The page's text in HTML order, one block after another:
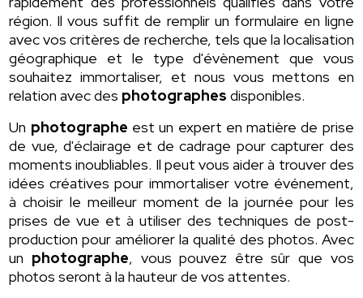
région. Il vous suffit de remplir un formulaire en ligne
avec vos critères de recherche, tels que la localisation
géographique et le type d'évènement que vous
souhaitez immortaliser, et nous vous mettons en
relation avec des photographes disponibles.
Un photographe est un expert en matière de prise
de vue, d'éclairage et de cadrage pour capturer des
moments inoubliables. Il peut vous aider à trouver des
idées créatives pour immortaliser votre événement,
à choisir le meilleur moment de la journée pour les
prises de vue et à utiliser des techniques de post-
production pour améliorer la qualité des photos. Avec
un photographe, vous pouvez être sûr que vos
photos seront à la hauteur de vos attentes.